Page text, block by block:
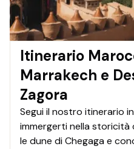
Itinerario
Marrakech e
Zagora
Segui il nostro itinerario
immergerti nella storicità
le dune di Chegaga e